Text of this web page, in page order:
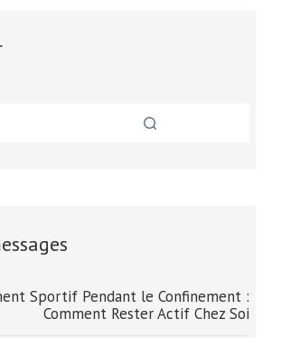
Sportif Pendant le Confinement :
Comment Rester Actif Chez Soi